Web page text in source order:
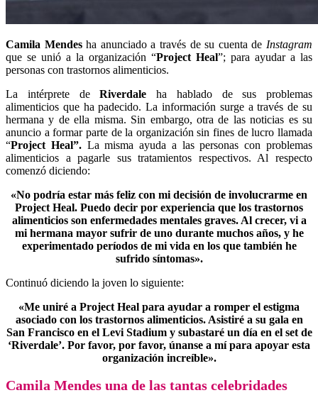
Camila Mendesha anunciado a través de su cuenta de Instagram
que se unió a la organización “Project Heal”; para ayudar a las
personas con trastornos alimenticios.
La intérprete deRiverdale ha hablado de sus problemas
alimenticios que ha padecido. La información surge a través de su
hermana y de ella misma. Sin embargo, otra de las noticias es su
anuncio a formar parte de la organización sin fines de lucro llamada
“Project Heal”. La misma ayuda a las personas con problemas
alimenticios a pagarle sus tratamientos respectivos. Al respecto
comenzó diciendo:
«No podría estar más feliz con mi decisión de involucrarme en
Project Heal. Puedo decir por experiencia que los trastornos
alimenticios son enfermedades mentales graves. Al crecer, vi a
mi hermana mayor sufrir de uno durante muchos años, y he
experimentado períodos de mi vida en los que también he
sufrido síntomas».
Continuó diciendo la joven lo siguiente:
«Me uniré a Project Heal para ayudar a romper el estigma
asociado con los trastornos alimenticios. Asistiré a su gala en
San Francisco en el Levi Stadium y subastaré un día en el set de
‘Riverdale’. Por favor, por favor, únanse a mí para apoyar esta
organización increíble».
Camila Mendes una de las tantas celebridades